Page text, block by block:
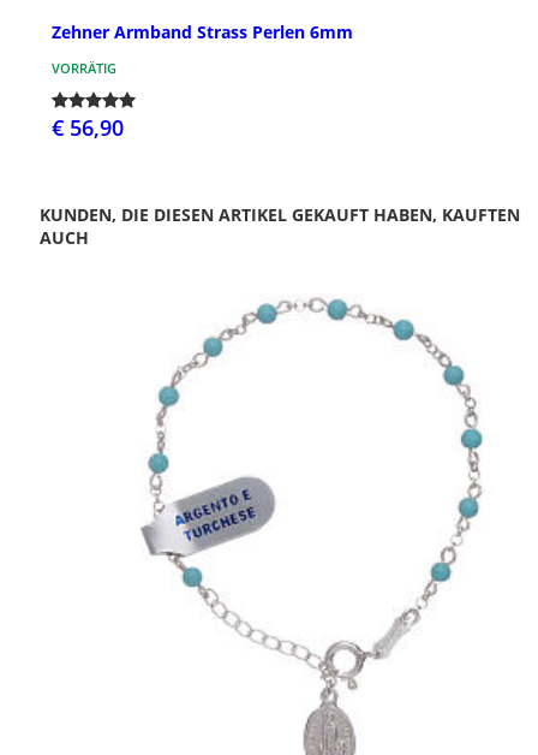
Zehner Armband Strass Perlen 6mm
VORRÄTIG
€ 56,90
KUNDEN, DIE DIESEN ARTIKEL GEKAUFT HABEN, KAUFTEN
AUCH